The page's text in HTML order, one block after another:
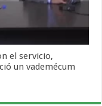
el servicio,
un vademécum